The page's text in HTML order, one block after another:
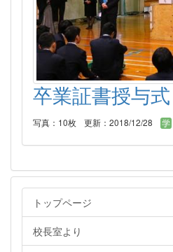
卒業証書授与式
写真：10枚 更新：2018/12/28
トップページ
校長室より